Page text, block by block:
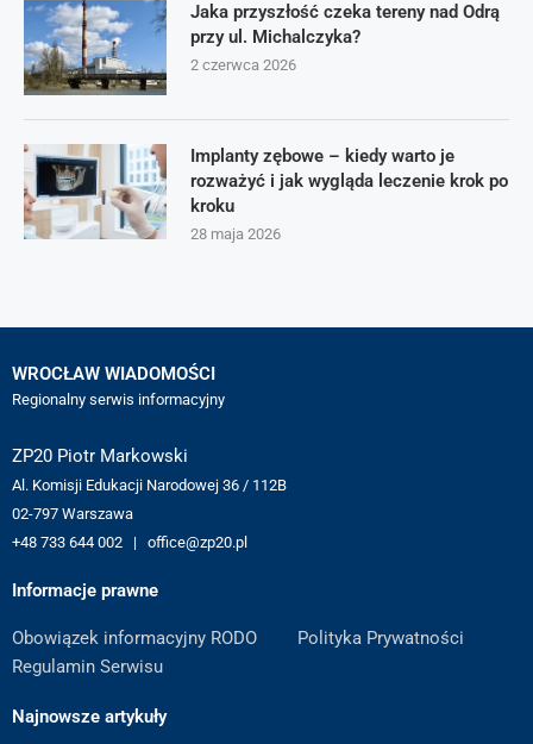
Jaka przyszłość czeka tereny nad Odrą
przy ul. Michalczyka?
2 czerwca 2026
Implanty zębowe – kiedy warto je
rozważyć i jak wygląda leczenie krok po
kroku
28 maja 2026
WROCŁAW WIADOMOŚCI
Regionalny serwis informacyjny
ZP20 Piotr Markowski
Al. Komisji Edukacji Narodowej 36 / 112B
02-797 Warszawa
+48 733 644 002 | office@zp20.pl
Informacje prawne
Obowiązek informacyjny RODO
Polityka Prywatności
Regulamin Serwisu
Najnowsze artykuły